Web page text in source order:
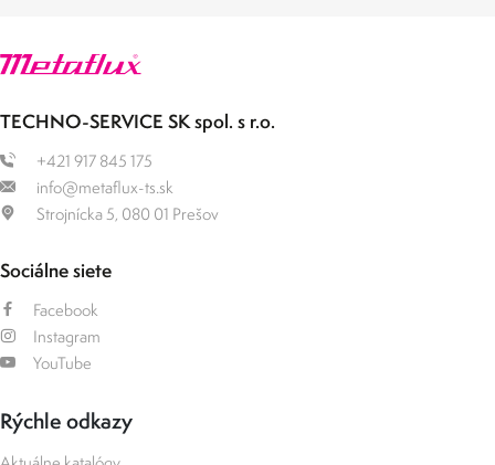
TECHNO-SERVICE SK spol. s r.o.
+421 917 845 175
info@metaflux-ts.sk
Strojnícka 5, 080 01 Prešov
Sociálne siete
Facebook
Instagram
YouTube
Rýchle odkazy